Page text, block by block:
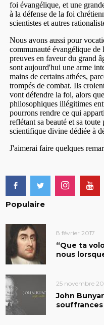
Populaire
8 février 2017
“Que ta
nous
25 novembre
John
souffrances